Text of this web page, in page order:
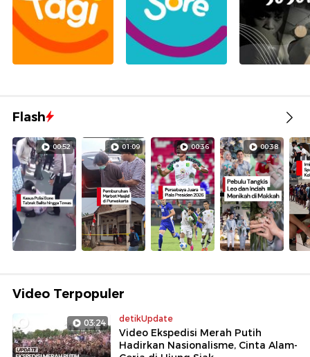
Flash
00:52 01:09 00:36 00:38
Video Terpopuler
03:24 detikUpdate
Video Ekspedisi Merah Putih
Hadirkan Nasionalisme, Cinta Alam-